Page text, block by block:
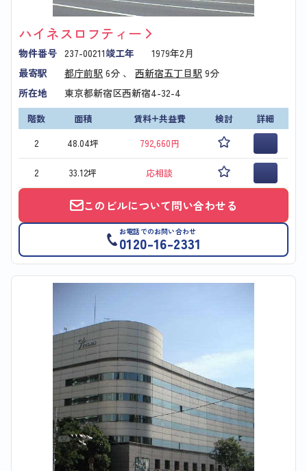
ハイネスロフティー
物件番号 237-00211竣工年
1979年2月
最寄駅
都庁前駅 6分 、 西新宿五丁目駅 9分
所在地
東京都新宿区西新宿4-32-4
階数 面積 賃料+共益費 検討
詳細
2
48.04坪 792,660円
2 33.12坪 応相談
このビルについて問い合わせる
お電話でのお問い合わせ
0120-16-2331